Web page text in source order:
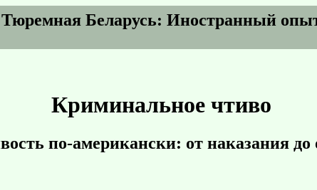
Тюремная Беларусь: Иностранный
Криминальное чтиво
по-американски: от наказания до